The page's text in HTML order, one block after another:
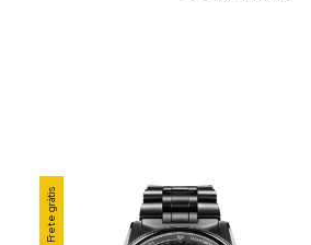
Frete grátis